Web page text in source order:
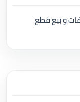
و بيع قطع